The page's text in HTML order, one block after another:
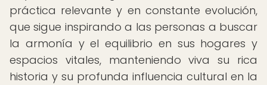
práctica relevante y en constante evolución,
que sigue inspirando a las personas a buscar
la armonía y el equilibrio en sus hogares y
espacios vitales, manteniendo viva su rica
historia y su profunda influencia cultural en la